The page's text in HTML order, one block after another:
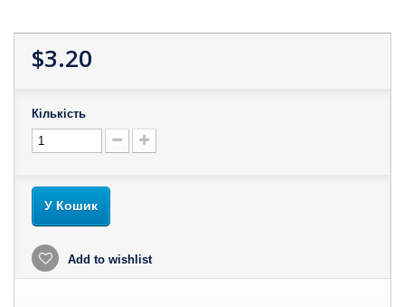
$3.20
Кількість
У Кошик
Add to wishlist